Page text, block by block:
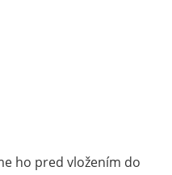
ho pred vložením do